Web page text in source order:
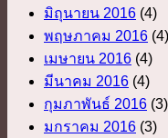
มิถุนายน 2016 (4)
พฤษภาคม 2016 (4)
เมษายน 2016 (4)
มีนาคม 2016 (4)
กุมภาพันธ์ 2016 (3)
มกราคม 2016 (3)